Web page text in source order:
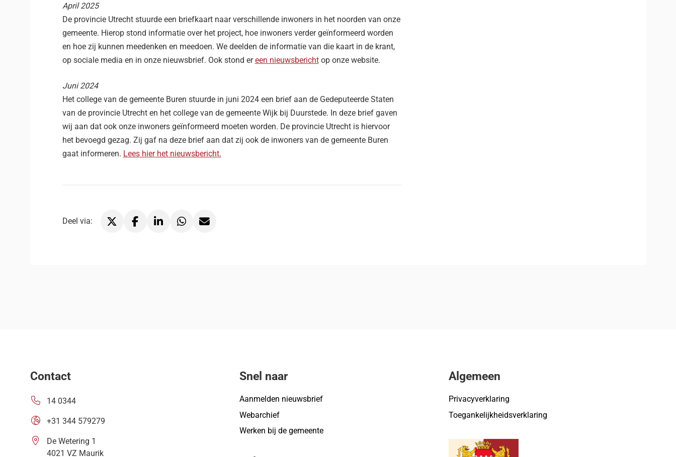
April 2025
De provincie Utrecht stuurde een briefkaart naar verschillende inwoners in het noorden van onze
gemeente. Hierop stond informatie over het project, hoe inwoners verder geïnformeerd worden
en hoe zij kunnen meedenken en meedoen. We deelden de informatie van die kaart in de krant,
op sociale media en in onze nieuwsbrief. Ook stond ereen nieuwsberichtop onze website.
Juni 2024
Het college van de gemeente Buren stuurde in juni 2024 een brief aan de Gedeputeerde Staten
van de provincie Utrecht en het college van de gemeente Wijk bij Duurstede. In deze brief gaven
wij aan dat ook onze inwoners geïnformeerd moeten worden. De provincie Utrecht is hiervoor
het bevoegd gezag. Zij gaf na deze brief aan dat zij ook de inwoners van de gemeente Buren
gaat informeren. Lees hier het nieuwsbericht.
Deel via:
Contact
14 0344
+31 344 579279
De Wetering 1
4021 VZ Maurik
Snel naar
Aanmelden nieuwsbrief
Webarchief
Werken bij de gemeente
Algemeen
Privacyverklaring
Toegankelijkheidsverklaring